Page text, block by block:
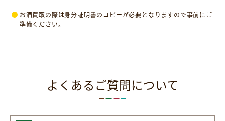
お酒買取の際は身分証明書のコピーが必要となりますので事前にご
準備ください。
よくあるご質問について